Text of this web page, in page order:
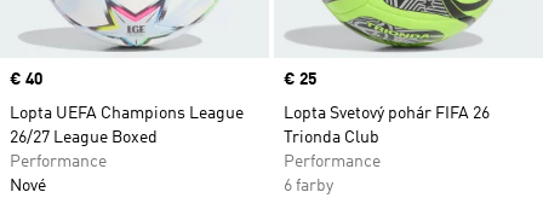
Price
€ 40
Lopta UEFA Champions League
26/27 League Boxed
Performance
Nové
Price
€ 25
Lopta Svetový pohár FIFA 26
Trionda Club
Performance
6 farby